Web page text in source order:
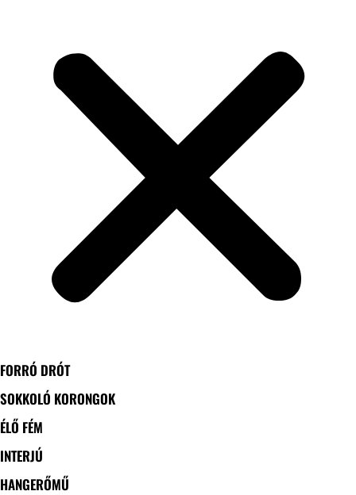
FORRÓ DRÓT
SOKKOLÓ KORONGOK
ÉLŐ FÉM
INTERJÚ
HANGERŐMŰ